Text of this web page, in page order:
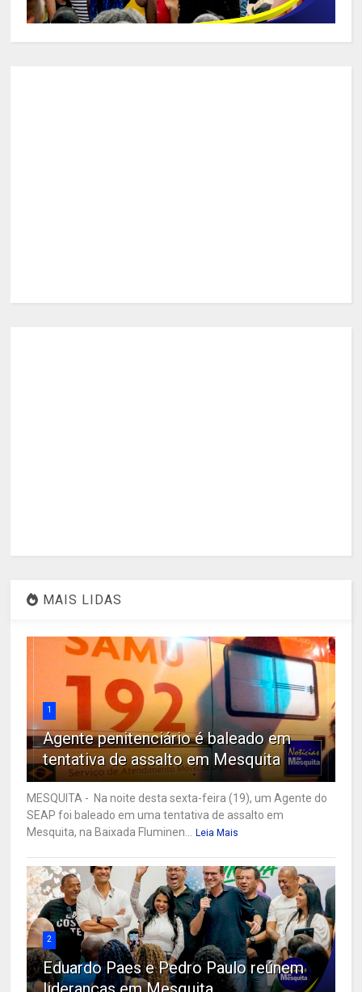
MAIS LIDAS
1
Agente penitenciário é baleado em
tentativa de assalto em Mesquita
MESQUITA - Na noite desta sexta-feira (19), um Agente do
SEAP foi baleado em uma tentativa de assalto em
Mesquita, na Baixada Fluminen...
Leia Mais
2
Eduardo Paes e Pedro Paulo reúnem